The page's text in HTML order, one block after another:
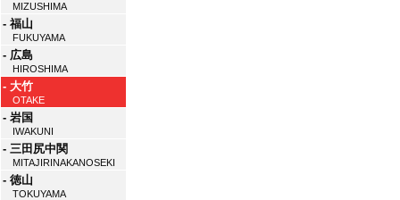
MIZUSHIMA
- 福山
FUKUYAMA
- 広島
HIROSHIMA
- 大竹
OTAKE
- 岩国
IWAKUNI
- 三田尻中関
MITAJIRINAKANOSEKI
- 徳山
TOKUYAMA